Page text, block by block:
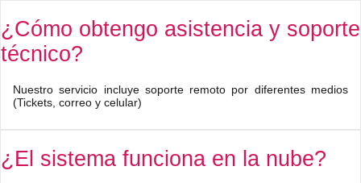
¿Cómo obtengo asistencia y soporte
técnico?
Nuestro servicio incluye soporte remoto por diferentes medios
(Tickets, correo y celular)
¿El sistema funciona en la nube?